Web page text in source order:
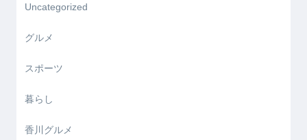
Uncategorized
グルメ
スポーツ
暮らし
香川グルメ